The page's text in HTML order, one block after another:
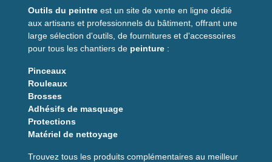
Outils du peintre est un site de vente en ligne dédié
aux artisans et professionnels du bâtiment, offrant une
large sélection d'outils, de fournitures et d'accessoires
pour tous les chantiers de peinture :
Pinceaux
Rouleaux
Brosses
Adhésifs de masquage
Protections
Matériel de nettoyage
Trouvez tous les produits complémentaires au meilleur